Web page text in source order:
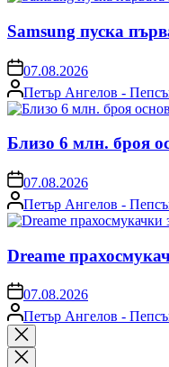
Samsung пуска
on07.08.2026
Posted
by
Петър Ангелов -
Близо 6 млн. броя
on07.08.2026
Posted
by
Петър Ангелов -
Dreame
on07.08.2026
Posted
by
Петър Ангелов -
Close
search